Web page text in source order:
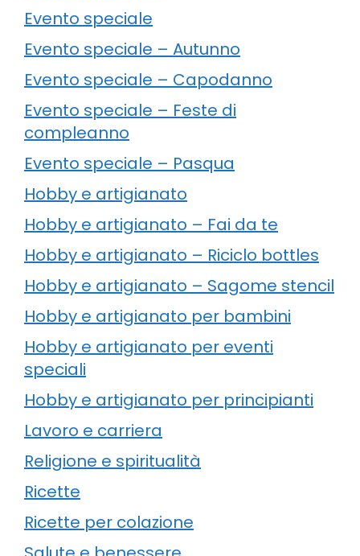
Evento speciale
Evento speciale – Autunno
Evento speciale – Capodanno
Evento speciale – Feste di
compleanno
Evento speciale – Pasqua
Hobby e artigianato
Hobby e artigianato – Fai da te
Hobby e artigianato – Riciclo bottles
Hobby e artigianato – Sagome stencil
Hobby e artigianato per bambini
Hobby e artigianato per eventi
speciali
Hobby e artigianato per principianti
Lavoro e carriera
Religione e spiritualità
Ricette
Ricette per colazione